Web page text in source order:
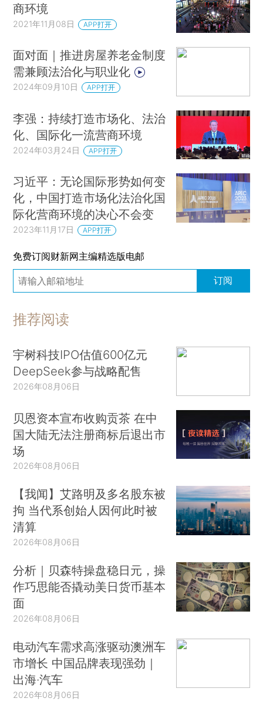
商环境
2021年11月08日 APP打开
面对面｜推进房屋养老金制度
需兼顾法治化与职业化
2024年09月10日 APP打开
李强：持续打造市场化、法治
化、国际化一流营商环境
2024年03月24日 APP打开
习近平：无论国际形势如何变
化，中国打造市场化法治化国
际化营商环境的决心不会变
2023年11月17日 APP打开
免费订阅财新网主编精选版电邮
订阅
推荐阅读
宇树科技IPO估值600亿元
DeepSeek参与战略配售
2026年08月06日
贝恩资本宣布收购贡茶 在中
国大陆无法注册商标后退出市
场
2026年08月06日
【我闻】艾路明及多名股东被
拘 当代系创始人因何此时被
清算
2026年08月06日
分析｜贝森特操盘稳日元，操
作巧思能否撬动美日货币基本
面
2026年08月06日
电动汽车需求高涨驱动澳洲车
市增长 中国品牌表现强劲｜
出海·汽车
2026年08月06日